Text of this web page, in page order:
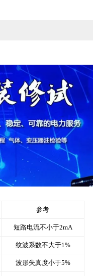
参考
短路电流不小于2mA
纹波系数不大于1%
波形失真度小于5%